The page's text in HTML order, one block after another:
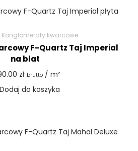
Konglomeraty kwarcowe
F-Quartz Taj Imperial
na blat
zł brutto / m²
Dodaj do koszyka